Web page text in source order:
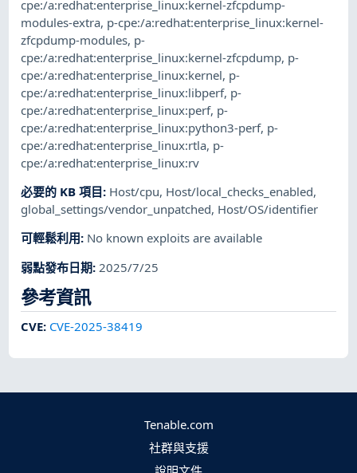
cpe:/a:redhat:enterprise_linux:kernel-zfcpdump-
modules-extra, p-cpe:/a:redhat:enterprise_linux:kernel-
zfcpdump-modules, p-
cpe:/a:redhat:enterprise_linux:kernel-zfcpdump, p-
cpe:/a:redhat:enterprise_linux:kernel, p-
cpe:/a:redhat:enterprise_linux:libperf, p-
cpe:/a:redhat:enterprise_linux:perf, p-
cpe:/a:redhat:enterprise_linux:python3-perf, p-
cpe:/a:redhat:enterprise_linux:rtla, p-
cpe:/a:redhat:enterprise_linux:rv
必要的 KB 項目: Host/cpu, Host/local_checks_enabled,
global_settings/vendor_unpatched, Host/OS/identifier
可輕鬆利用: No known exploits are available
弱點發布日期: 2025/7/25
參考資訊
CVE: CVE-2025-38419
Tenable.com
社群與支援